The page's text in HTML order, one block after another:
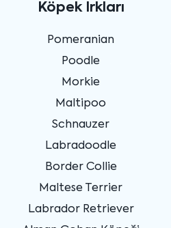
Köpek Irkları
Pomeranian
Poodle
Morkie
Maltipoo
Schnauzer
Labradoodle
Border Collie
Maltese Terrier
Labrador Retriever